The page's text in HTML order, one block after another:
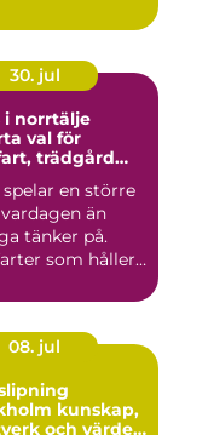
...
30. jul
i norrtälje
val för
trädgård
spelar en större
än
tänker på.
som håller
08. jul
kunskap,
och värde i